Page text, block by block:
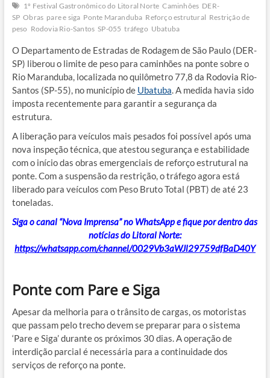
1º Festival Gastronômico do Litoral Norte Caminhões DER-
SP Obras pare e siga Ponte Maranduba Reforço estrutural Restrição de
peso Rodovia Rio-Santos SP-055 tráfego Ubatuba
O Departamento de Estradas de Rodagem de São Paulo (DER-
SP) liberou o limite de peso para caminhões na ponte sobre o
Rio Maranduba, localizada no quilômetro 77,8 da Rodovia Rio-
Santos (SP-55), no município de Ubatuba. A medida havia sido
imposta recentemente para garantir a segurança da
estrutura.
A liberação para veículos mais pesados foi possível após uma
nova inspeção técnica, que atestou segurança e estabilidade
com o início das obras emergenciais de reforço estrutural na
ponte. Com a suspensão da restrição, o tráfego agora está
liberado para veículos com Peso Bruto Total (PBT) de até 23
toneladas.
Siga o canal “Nova Imprensa” no WhatsApp e fique por dentro das
notícias do Litoral Norte:
https://whatsapp.com/channel/0029Vb3aWJl29759dfBaD40Y
Ponte com Pare e Siga
Apesar da melhoria para o trânsito de cargas, os motoristas
que passam pelo trecho devem se preparar para o sistema
‘Pare e Siga’ durante os próximos 30 dias. A operação de
interdição parcial é necessária para a continuidade dos
serviços de reforço na ponte.